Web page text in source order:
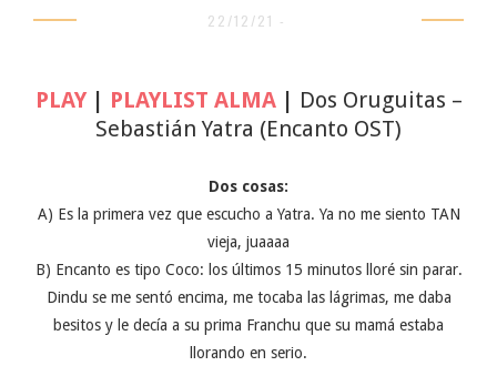
22/12/21 -
PLAY| PLAYLIST ALMA| Dos Oruguitas –
Sebastián Yatra (Encanto OST)
Dos cosas:
A) Es la primera vez que escucho a Yatra. Ya no me siento TAN
vieja, juaaaa
B) Encanto es tipo Coco: los últimos 15 minutos lloré sin parar.
Dindu se me sentó encima, me tocaba las lágrimas, me daba
besitos y le decía a su prima Franchu que su mamá estaba
llorando en serio.